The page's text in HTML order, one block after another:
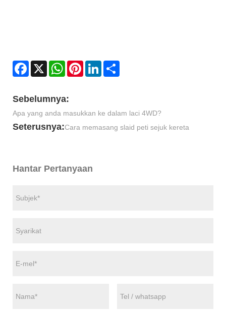
Facebook
X WhatsAppPinterestLinkedIn
Sebelumnya:
Apa yang anda masukkan ke dalam laci 4WD?
Seterusnya:Cara memasang slaid peti sejuk kereta
Hantar Pertanyaan